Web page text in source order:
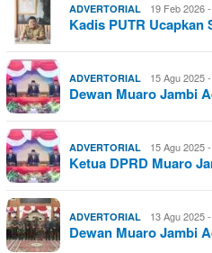
ADVERTORIAL 19 Feb 2026
Kadis PUTR Ucapkan
ADVERTORIAL 15 Agu 2025
Dewan Muaro Jambi
ADVERTORIAL 15 Agu 2025
Ketua DPRD Muaro
ADVERTORIAL 13 Agu 2025
Dewan Muaro Jambi